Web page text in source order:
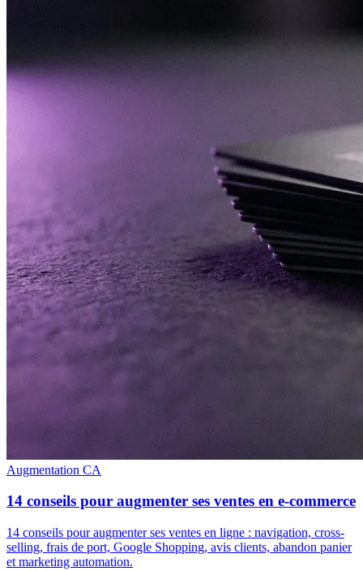
Augmentation CA
14 conseils pour augmenter ses ventes en e-commerce
14 conseils pour augmenter ses ventes en ligne : navigation, cross-
selling, frais de port, Google Shopping, avis clients, abandon panier
et marketing automation.